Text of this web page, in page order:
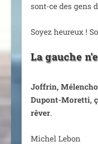
sont-ce des gens
Soyez heu­reux !
La gauche
Joffrin,
Dupont-Moretti,
rêver.
Michel Lebon